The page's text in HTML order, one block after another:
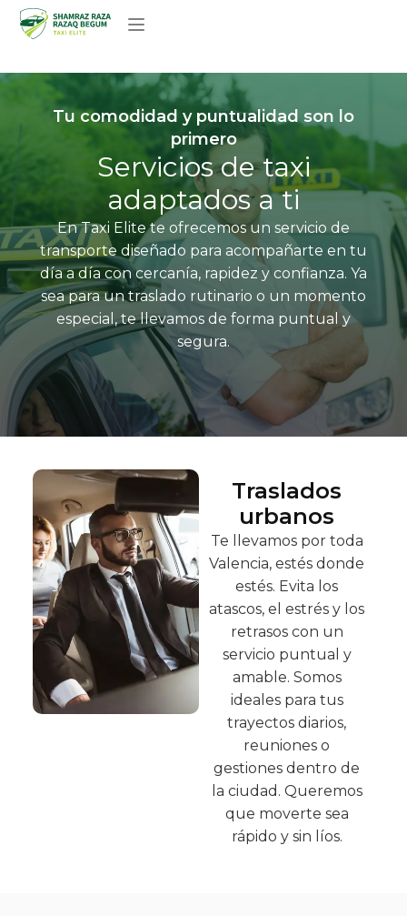
Tu comodidad y puntualidad son lo
primero
Servicios de taxi
adaptados a ti
En Taxi Elite te ofrecemos un servicio de
transporte diseñado para acompañarte en tu
día a día con cercanía, rapidez y confianza. Ya
sea para un traslado rutinario o un momento
especial, te llevamos de forma puntual y
segura.
Traslados
urbanos
Te llevamos por toda
Valencia, estés donde
estés. Evita los
atascos, el estrés y los
retrasos con un
servicio puntual y
amable. Somos
ideales para tus
trayectos diarios,
reuniones o
gestiones dentro de
la ciudad. Queremos
que moverte sea
rápido y sin líos.